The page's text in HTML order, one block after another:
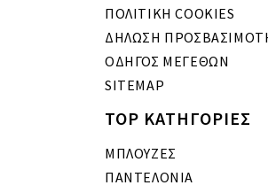
ΠΟΛΙΤΙΚΗ COOKIES
ΔΗΛΩΣΗ
ΟΔΗΓΟΣ ΜΕΓΕΘΩΝ
SITEMAP
TOP ΚΑΤΗΓΟΡΙΕΣ
ΜΠΛΟΥΖΕΣ
ΠΑΝΤΕΛΟΝΙΑ